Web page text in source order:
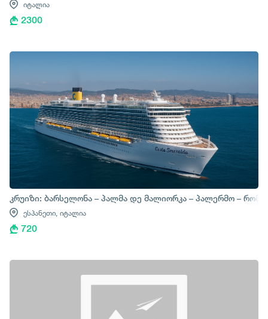
იტალია
2300
კრუიზი: ბარსელონა – პალმა დე მალიორკა – პალერმო – რომი
ესპანეთი, იტალია
720